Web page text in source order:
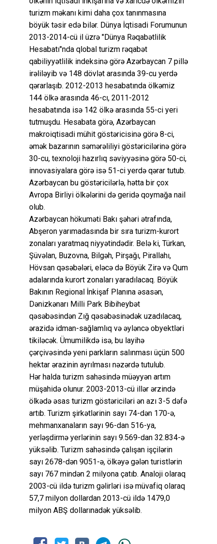
turizm məkanı kimi daha çox tanınmasına
böyük təsir edə bilər. Dünya İqtisadi Forumunun
2013-2014-cü il üzrə "Dünya Rəqabətlilik
Hesabatı"nda qlobal turizm rəqabət
qabiliyyətlilik indeksinə görə Azərbaycan 7 pillə
irəliləyib və 148 dövlət arasında 39-cu yerdə
qərarlaşıb. 2012-2013 hesabatında ölkəmiz
144 ölkə arasında 46-cı, 2011-2012
hesabatında isə 142 ölkə arasında 55-ci yeri
tutmuşdu. Hesabata görə, Azərbaycan
makroiqtisadi mühit göstəricisinə görə 8-ci,
əmək bazarının səmərəliliyi göstəricilərinə görə
30-cu, texnoloji hazırlıq səviyyəsinə görə 50-ci,
innovasiyalara görə isə 51-ci yerdə qərar tutub.
Azərbaycan bu göstəricilərlə, hətta bir çox
Avropa Birliyi ölkələrini də geridə qoymağa nail
olub.
Azərbaycan hökuməti Bakı şəhəri ətrafında,
Abşeron yarımadasında bir sıra turizm-kurort
zonaları yaratmaq niyyətindədir. Belə ki, Türkan,
Şüvəlan, Buzovna, Bilgəh, Pirşağı, Pirallahı,
Hövsan qəsəbələri, eləcə də Böyük Zirə və Qum
adalarında kurort zonaları yaradılacaq. Böyük
Bakının Regional İnkişaf Planına əsasən,
Dənizkənarı Milli Park Bibiheybət
qəsəbəsindən Zığ qəsəbəsinədək uzadılacaq,
ərazidə idman-sağlamlıq və əyləncə obyektləri
tikiləcək. Ümumilikdə isə, bu layihə
çərçivəsində yeni parkların salınması üçün 500
hektar ərazinin ayrılması nəzərdə tutulub.
Hər halda turizm sahəsində müəyyən artım
müşahidə olunur. 2003-2013-cü illər ərzində
ölkədə əsas turizm göstəriciləri ən azı 3-5 dəfə
artıb. Turizm şirkətlərinin sayı 74-dən 170-ə,
mehmanxanaların sayı 96-dan 516-ya,
yerləşdirmə yerlərinin sayı 9.569-dan 32.834-ə
yüksəlib. Turizm sahəsində çalışan işçilərin
sayı 2678-dən 9051-ə, ölkəyə gələn turistlərin
sayı 767 mindən 2 milyona çatıb. Analoji olaraq
2003-cü ildə turizm gəlirləri isə müvafiq olaraq
57,7 milyon dollardan 2013-cü ildə 1479,0
milyon ABŞ dollarınadək yüksəlib.